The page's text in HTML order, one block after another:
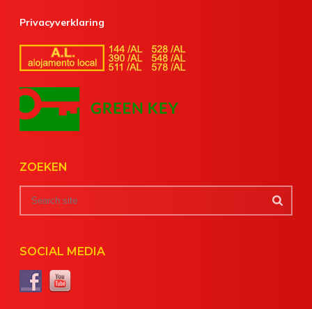
Privacyverklaring
ZOEKEN
SOCIAL MEDIA